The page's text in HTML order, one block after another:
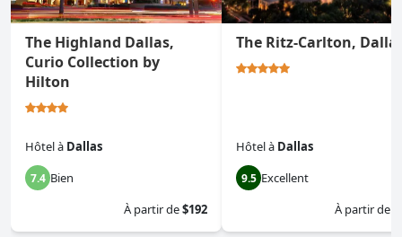
The Highland Dallas,
Curio Collection by
Hilton
Hôtelà Dallas
7.4 Bien
À partir de$192
The Ritz-Carlton,
Hôtelà Dallas
9.5 Excellent
À partir de